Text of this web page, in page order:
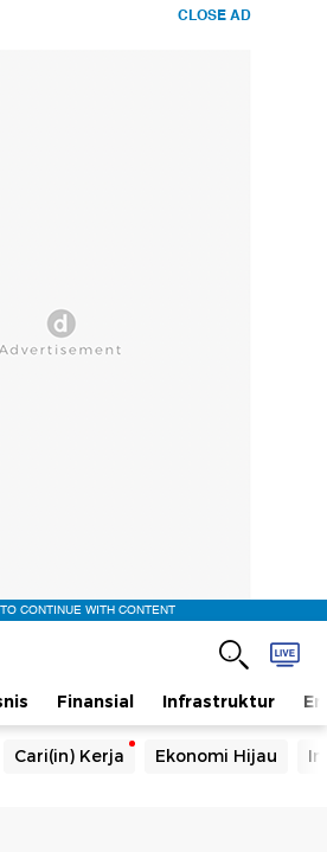
CLOSE AD
CONTINUE WITH CONTENT
Finansial Infrastruktur
Cari(in) Kerja Ekonomi Hijau